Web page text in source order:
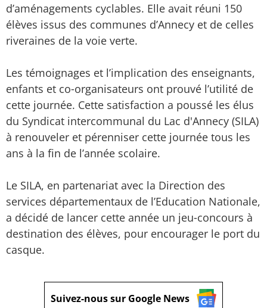
d’aménagements cyclables. Elle avait réuni 150
élèves issus des communes d’Annecy et de celles
riveraines de la voie verte.
Les témoignages et l’implication des enseignants,
enfants et co‐organisateurs ont prouvé l’utilité de
cette journée. Cette satisfaction a poussé les élus
du Syndicat intercommunal du Lac d'Annecy (SILA)
à renouveler et pérenniser cette journée tous les
ans à la fin de l’année scolaire.
Le SILA, en partenariat avec la Direction des
services départementaux de l’Education Nationale,
a décidé de lancer cette année un jeu‐concours à
destination des élèves, pour encourager le port du
casque.
Suivez-nous sur Google News